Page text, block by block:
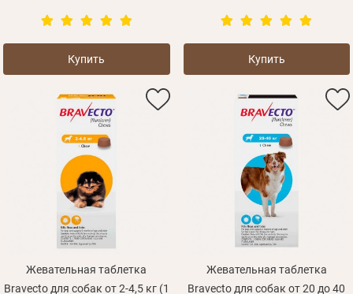
Купить Купить
Жевательная таблетка
Bravecto для собак от 2-4,5 кг (1
Жевательная таблетка
Bravecto для собак от 20 до 40